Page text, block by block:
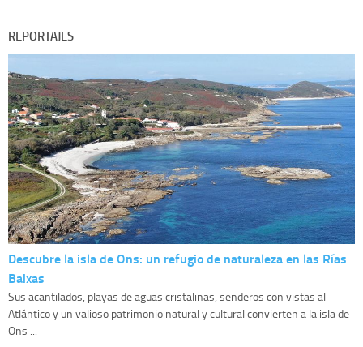
REPORTAJES
Descubre la isla de Ons: un refugio de naturaleza en las Rías
Baixas
Sus acantilados, playas de aguas cristalinas, senderos con vistas al
Atlántico y un valioso patrimonio natural y cultural convierten a la isla de
Ons ...